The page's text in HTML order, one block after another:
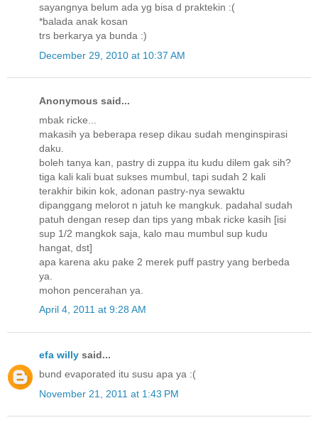
sayangnya belum ada yg bisa d praktekin :(
*balada anak kosan
trs berkarya ya bunda :)
December 29, 2010 at 10:37 AM
Anonymous said...
mbak ricke...
makasih ya beberapa resep dikau sudah menginspirasi
daku.
boleh tanya kan, pastry di zuppa itu kudu dilem gak sih?
tiga kali kali buat sukses mumbul, tapi sudah 2 kali
terakhir bikin kok, adonan pastry-nya sewaktu
dipanggang melorot n jatuh ke mangkuk. padahal sudah
patuh dengan resep dan tips yang mbak ricke kasih [isi
sup 1/2 mangkok saja, kalo mau mumbul sup kudu
hangat, dst]
apa karena aku pake 2 merek puff pastry yang berbeda
ya.
mohon pencerahan ya.
April 4, 2011 at 9:28 AM
efa willy said...
bund evaporated itu susu apa ya :(
November 21, 2011 at 1:43 PM